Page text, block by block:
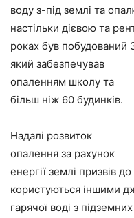
воду з-під землі та
настільки дієвою та
роках був побудований
який забезпечував
опаленням школу та
більш ніж 60 будинків.
Надалі розвиток
опалення за рахунок
енергії землі призвів
користуються іншими
гарячої воді з